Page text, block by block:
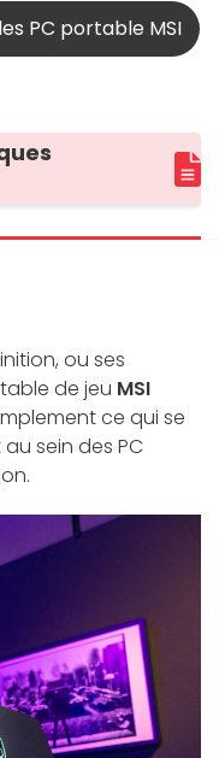
PC portable MSI
ou ses
de jeu MSI
ce qui se
sein des PC